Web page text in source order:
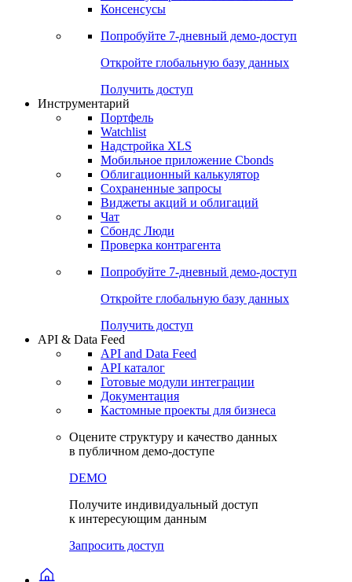
Портфели индексов Cbonds
Прогнозы
Консенсусы
Попробуйте7-дневный
Откройте глобальную базу данных
Получить доступ
Инструментарий
Портфель
Watchlist
Надстройка XLS
Мобильное приложение Cbonds
Облигационный калькулятор
Сохраненные запросы
Чат
Проверка контрагента
Попробуйте7-дневный
Откройте глобальную базу данных
Получить доступ
API & Data Feed
API and Data Feed
Готовые модули интеграции
Документация
в публичном демо-доступе